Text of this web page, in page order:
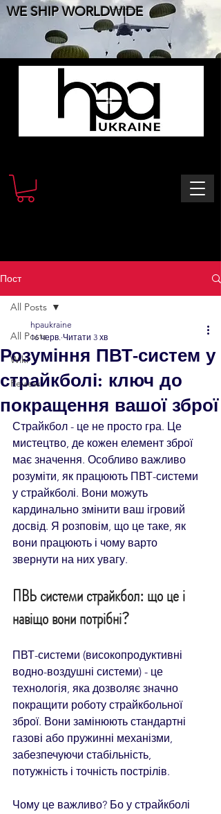
WE SHIP WORLDWIDE
Пост
All Posts
Wiki
Review
All Posts
Розуміння ПВТ-систем у
страйкболі: ключ до
покращення вашої зброї
hpaukraine
16 черв. Читати 3 хв
Страйкбол - це не просто гра. Це
мистецтво, де кожен елемент зброї
має значення. Особливо важливо
розуміти, як працюють ПВТ-системи
у страйкболі. Вони можуть
кардинально змінити ваш ігровий
досвід. Я розповім, що це таке, як
вони працюють і чому варто
звернути на них увагу.
ПВЬ системи страйкбол: що це і
навіщо вони потрібні?
ПВТ-системи (високопродуктивні
водно-воздушні системи) - це
технологія, яка дозволяє значно
покращити роботу страйкбольної
зброї. Вони замінюють стандартні
газові або пружинні механізми,
забезпечуючи стабільність,
потужність і точність пострілів.
Чому це важливо? Бо у страйкболі